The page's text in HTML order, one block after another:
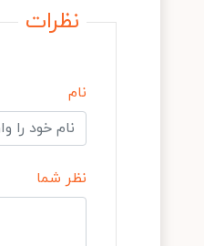
نظرات
نام
نظر شما